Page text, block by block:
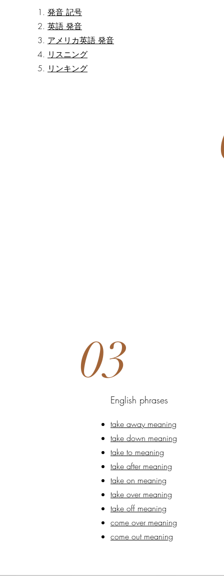
発音 記号
英語 発音
アメリカ英語 発音
リスニング
リンキング
03
​English phrases
take away meaning
take down meaning
take to meaning
take after meaning
take on meaning
take over meaning
take off meaning
come over meaning
come out meaning